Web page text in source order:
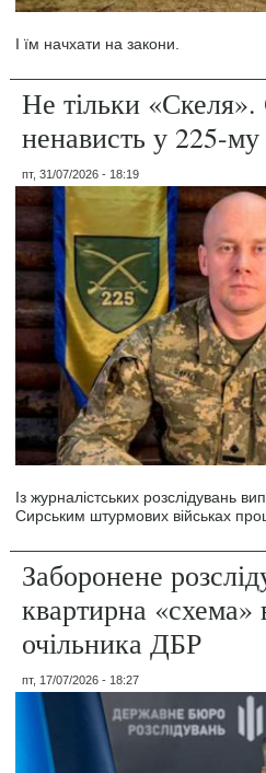
І їм начхати на закони.
Не тільки «Скеля».
ненависть у 225-
пт, 31/07/2026 - 18:19
Із журналістських розслідувань
Сирським штурмових військах
Заборонене
квартирна «схема»
очільника ДБР
пт, 17/07/2026 - 18:27